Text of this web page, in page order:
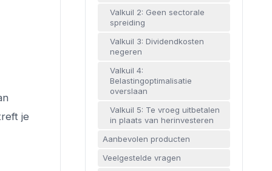
je
Valkuil 2: Geen sectorale
spreiding
Valkuil 3: Dividendkosten
negeren
Valkuil 4:
Belastingoptimalisatie
overslaan
Valkuil 5: Te vroeg uitbetalen
in plaats van herinvesteren
Aanbevolen producten
Veelgestelde vragen